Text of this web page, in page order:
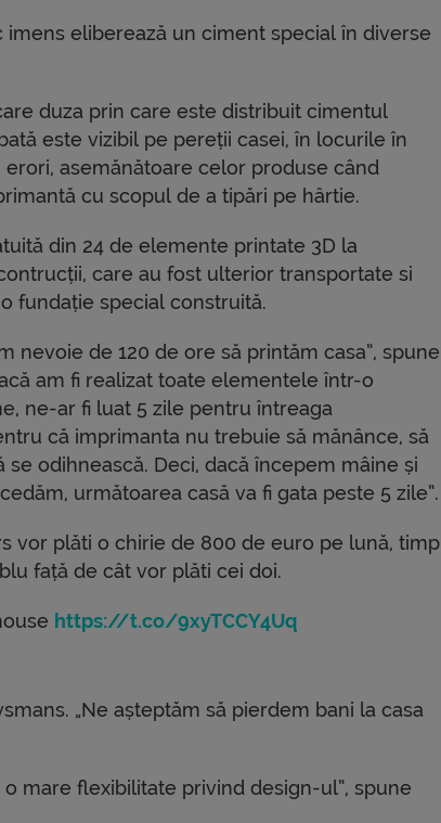
eliberează un ciment special în diverse
duza prin care este distribuit cimentul
este vizibil pe pereții casei, în locurile în
erori, asemănătoare celor produse când
cu scopul de a tipări pe hârtie.
din 24 de elemente printate 3D la
care au fost ulterior transportate si
fundație special construită.
nevoie de 120 de ore să printăm casa”, spune
am fi realizat toate elementele într-o
ne-ar fi luat 5 zile pentru întreaga
că imprimanta nu trebuie să mănânce, să
se odihnească. Deci, dacă începem mâine și
următoarea casă va fi gata peste 5 zile”.
vor plăti o chirie de 800 de euro pe lună, timp
față de cât vor plăti cei doi.
https://t.co/9xyTCCY4Uq
„Ne așteptăm să pierdem bani la casa
mare flexibilitate privind design-ul”, spune